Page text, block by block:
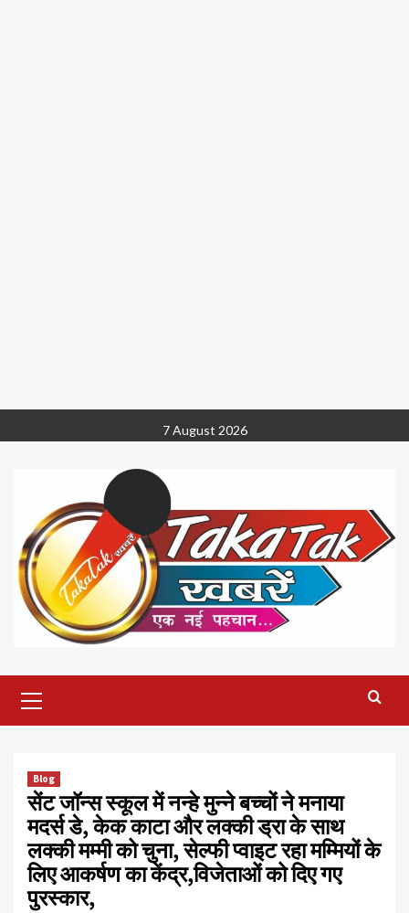
to
7 August 2026
Menu
Blog
सेंट जॉन्स स्कूल में नन्हे मुन्ने बच्चों ने मनाया
मदर्स डे, केक काटा और लक्की ड्रा के साथ
लक्की मम्मी को चुना, सेल्फी प्वाइट रहा मम्मियों के
लिए आकर्षण का केंद्र,विजेताओं को दिए गए
पुरस्कार,